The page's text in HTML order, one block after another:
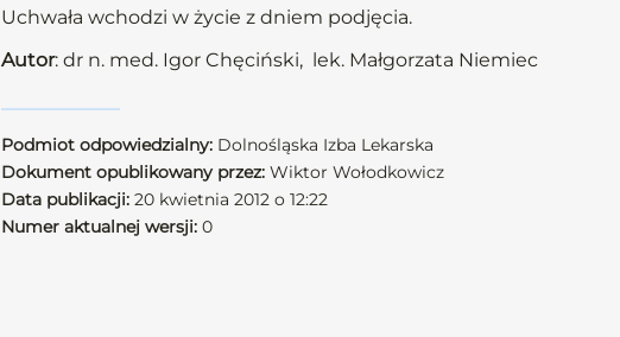
Uchwała wchodzi w życie z dniem podjęcia.
Autor: dr n. med. Igor Chęciński, lek. Małgorzata Niemiec
Podmiot odpowiedzialny: Dolnośląska Izba Lekarska
Dokument opublikowany przez: Wiktor Wołodkowicz
Data publikacji: 20 kwietnia 2012 o 12:22
Numer aktualnej wersji: 0